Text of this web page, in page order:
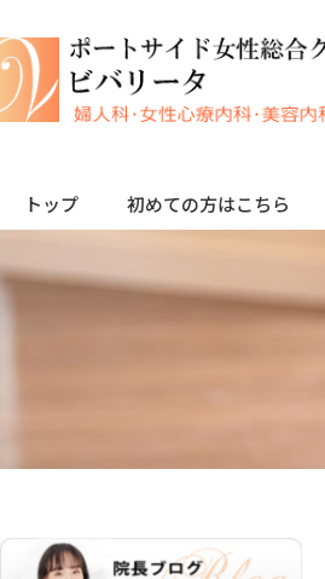
トップ 初めての方はこちら